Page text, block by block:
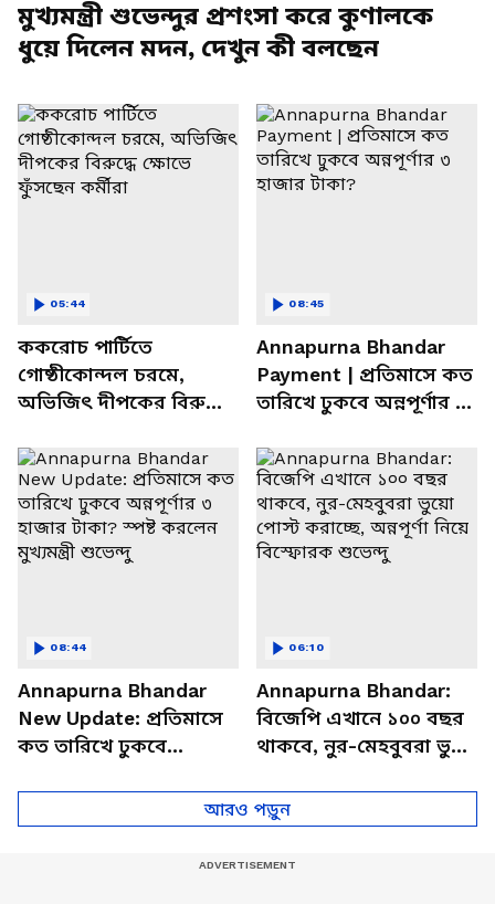
মুখ্যমন্ত্রী শুভেন্দুর প্রশংসা করে কুণালকে
ধুয়ে দিলেন মদন, দেখুন কী বলছেন
ককরোচ পার্টিতে
গোষ্ঠীকোন্দল চরমে,
অভিজিৎ দীপকের বিরুদ্ধে
05:44
Annapurna Bhandar
Payment | প্রতিমাসে কত
তারিখে ঢুকবে অন্নপূর্ণার ৩
08:45
Annapurna Bhandar
New Update: প্রতিমাসে
কত তারিখে ঢুকবে
শুভেন্দু
08:44
Annapurna Bhandar:
বিজেপি এখানে ১০০ বছর
থাকবে, নুর-মেহবুবরা ভুয়ো
নিয়ে বিস্ফোরক শুভেন্দু
06:10
আরও পড়ুন